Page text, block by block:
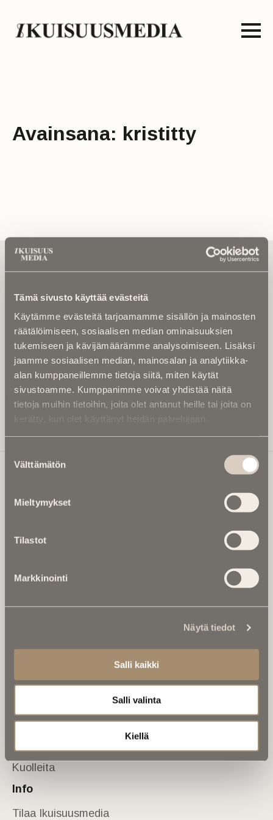
Tämä sivusto käyttää evästeitä
Käytämme evästeitä tarjoamamme sisällön ja mainosten
räätälöimiseen, sosiaalisen median ominaisuuksien
tukemiseen ja kävijämäärämme analysoimiseen. Lisäksi
jaamme sosiaalisen median, mainosalan ja analytiikka-
alan kumppaneillemme tietoja siitä, miten käytät
sivustoamme. Kumppanimme voivat yhdistää näitä
tietoja muihin tietoihin, joita olet antanut heille tai joita on
kerätty, kun olet käyttänyt heidän palvelujaan.
valinta
Välttämätön
Mieltymykset
Tilastot
Markkinointi
Näytä tiedot
Salli kaikki
Salli valinta
Kiellä
Avainsana: kristitty
Tilaa uutiskirje - Pääset heti parhaiden
artikkelien pariin!
Kirjoita alle sähköpostiosoitteesi niin saat kaksi kertaa
etteivät kiinnostavat artikkelit jää huomaamatta.
Uutiskirje on maksuton eikä se velvoita mihinkään.
Kirjoita tähän sähköpostiosoite, johon haluat uutiskirjeen
tulevan:
Tilaa Uutiskirje
Ikuisuusmedia
valtakunnallinen mediabrändi. Julkaisemme uusimmat
kuolinuutiset ja kuolintiedot.
Anna palautetta
Muistokirjoituksia
Kuolema koskettaa
Asiantuntijoilta
Kuolleita
Info
Tilaa Ikuisuusmedia